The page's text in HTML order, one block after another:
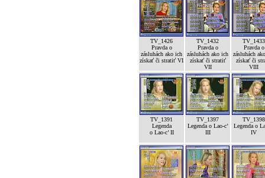
TV_1426
Pravda o
zásluhách ako ich
získať či stratiť VI
TV_1432
Pravda o
zásluhách ako ich
získať či stratiť
VII
TV_1433
Pravda o
zásluhách
získať či
VIII
TV_1391
Legenda
o Lao-c’ II
TV_1397
Legenda o Lao-c’
III
TV_1398
Legenda o
IV